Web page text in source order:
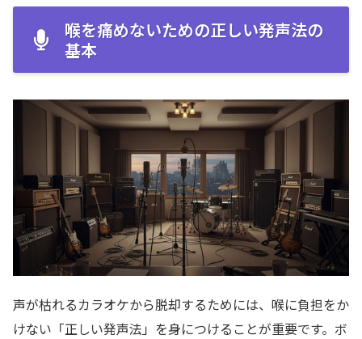
喉を痛めないための正しい発声法の
基本
声が枯れるカラオケから脱却するためには、喉に負担をか
けない「正しい発声法」を身につけることが重要です。ボ